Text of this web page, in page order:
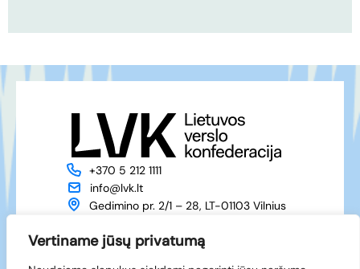
Vertiname jūsų privatumą
+370 5 212 1111
info@lvk.lt
Gedimino pr. 2/1 – 28, LT-01103 Vilnius
Naujienos
Renginiai